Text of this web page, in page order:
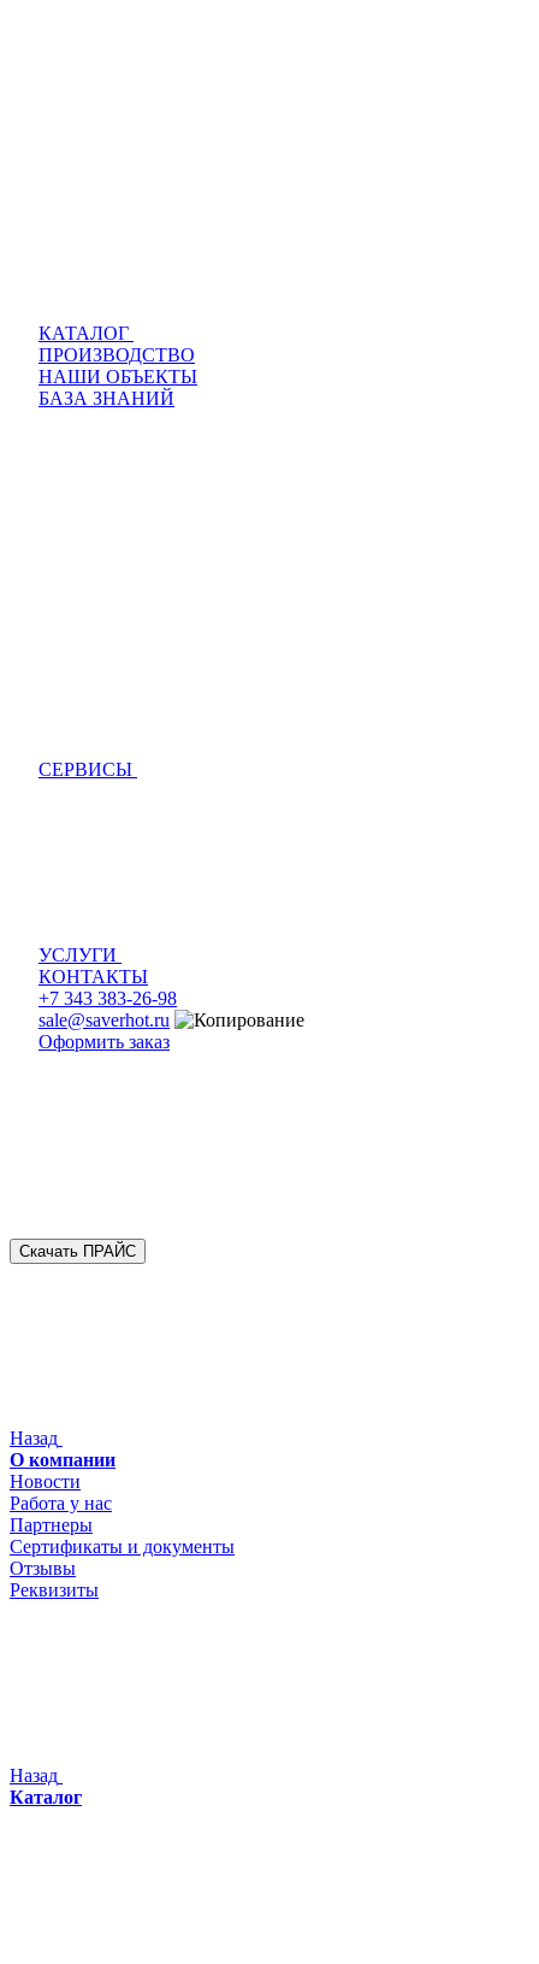
КАТАЛОГ
ПРОИЗВОДСТВО
НАШИ ОБЪЕКТЫ
БАЗА ЗНАНИЙ
СЕРВИСЫ
УСЛУГИ
КОНТАКТЫ
+7 343 383-26-98
sale@saverhot.ru
Оформить заказ
Скачать ПРАЙС
Назад
О компании
Новости
Работа у нас
Партнеры
Сертификаты и документы
Отзывы
Реквизиты
Назад
Каталог